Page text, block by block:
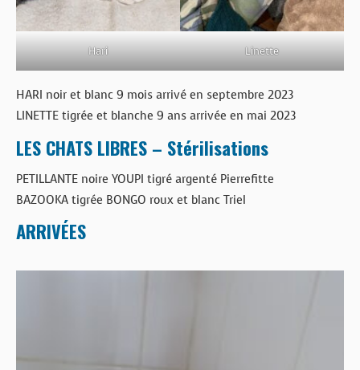
Hari Linette
HARI noir et blanc 9 mois arrivé en septembre 2023
LINETTE tigrée et blanche 9 ans arrivée en mai 2023
LES CHATS LIBRES – Stérilisations
PETILLANTE noire YOUPI tigré argenté Pierrefitte
BAZOOKA tigrée BONGO roux et blanc Triel
ARRIVÉES